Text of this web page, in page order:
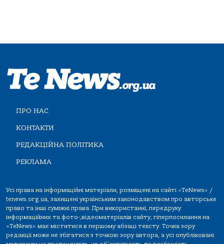
ПРО НАС
КОНТАКТИ
РЕДАКЦІЙНА ПОЛІТИКА
РЕКЛАМА
Усі права на інформаційні матеріали, розміщені на сайті «TeNews» /
tenews.org.ua, захищені українським законодавством про авторське
право та інші суміжні права. При використанні, передруку
інформаційних та фото-,відеоматеріалів сайту, гіперпосилання на
«TeNews» має міститися в першому абзаці тексту. Точка зору
редакції може не збігатися з точкою зору автора, а усі опубліковані